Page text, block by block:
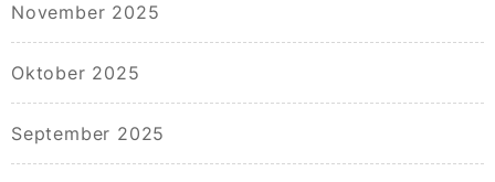
November 2025
Oktober 2025
September 2025